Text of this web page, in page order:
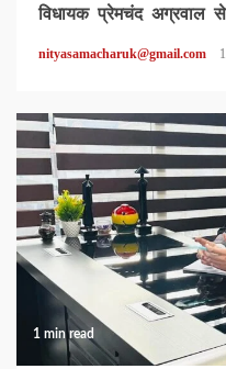
विधायक प्रेमचंद अग्रवाल
nityasamacharuk@gmail.com
1 min read